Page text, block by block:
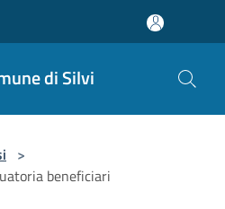
di Silvi
>
beneficiari